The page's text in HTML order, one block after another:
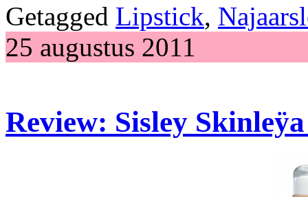
Getagged Lipstick,
25 augustus 2011
Review: Sisley